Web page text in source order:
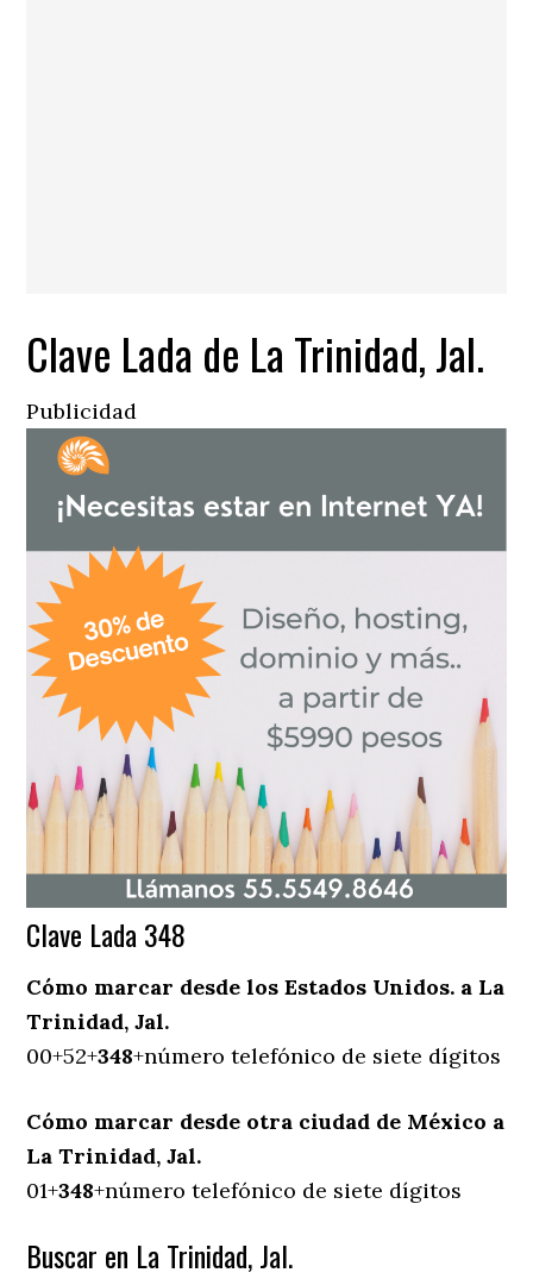
Clave Lada de La Trinidad, Jal.
Publicidad
Clave Lada 348
Cómo marcar desde los Estados Unidos. a La
Trinidad, Jal.
00+52+348+número telefónico de siete dígitos
Cómo marcar desde otra ciudad de México a
La Trinidad, Jal.
01+348+número telefónico de siete dígitos
Buscar en La Trinidad, Jal.